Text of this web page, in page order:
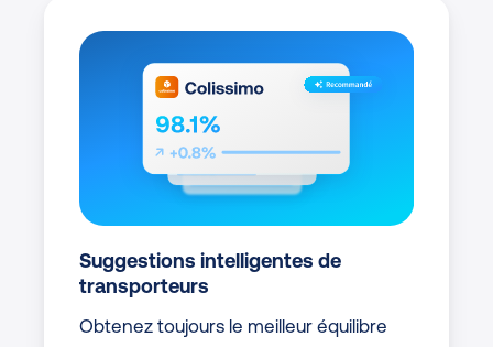
Suggestions intelligentes de
transporteurs
Obtenez toujours le meilleur équilibre